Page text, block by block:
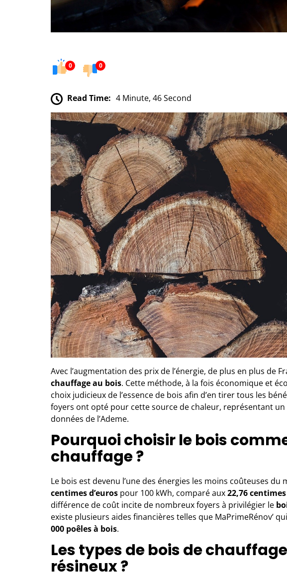
0 0
Read Time: 4 Minute, 46 Second
Avec l’augmentation des prix de l’énergie, de plus en plus de
chauffage au bois. Cette méthode, à la fois économique et
choix judicieux de l’essence de bois afin d’en tirer tous les
foyers ont opté pour cette source de chaleur, représentant un
données de l’Ademe.
Pourquoi choisir le bois
chauffage ?
Le bois est devenu l’une des énergies les moins coûteuses du
centimes d’euros pour 100 kWh, comparé aux22,76 centimes
différence de coût incite de nombreux foyers à privilégier le
existe plusieurs aides financières telles que MaPrimeRénov’
000 poêles à bois.
Les types de bois de
résineux ?